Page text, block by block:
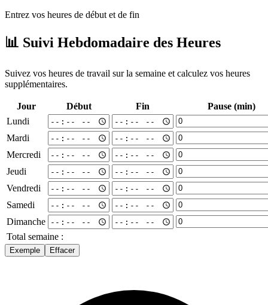
Entrez vos heures de début et de fin
📊 Suivi Hebdomadaire des Heures
Suivez vos heures de travail sur la semaine et calculez vos heures
supplémentaires.
Jour Début Fin
Pause (min)
Lundi
Mardi
Mercredi
Jeudi
Vendredi
Samedi
Dimanche
Total semaine :
Exemple Effacer